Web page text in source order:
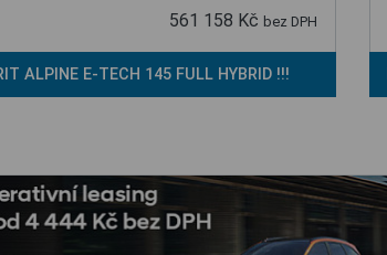
561 158 Kč bez DPH
ALPINE E-TECH 145 FULL HYBRID !!!